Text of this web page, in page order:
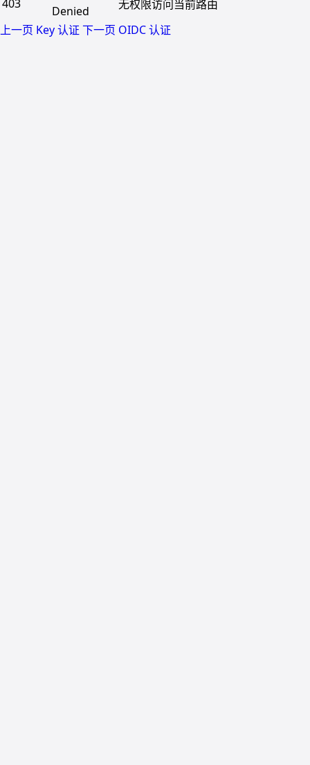
403
Denied
无权限访问当前路由
上一页 Key 认证 下一页 OIDC 认证